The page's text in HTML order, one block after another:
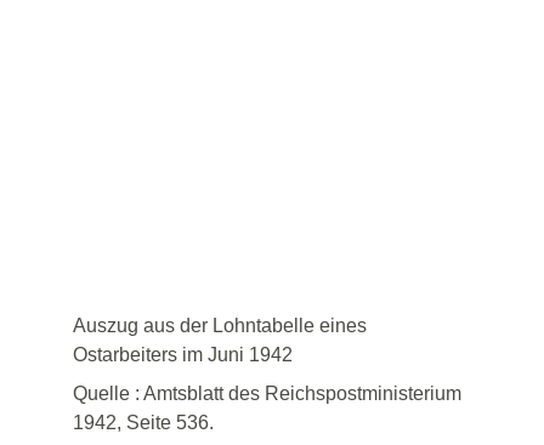
Auszug aus der Lohntabelle eines
Ostarbeiters im Juni 1942
Quelle : Amtsblatt des Reichspostministerium
1942, Seite 536.